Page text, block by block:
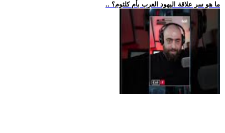
.. ما هو سر علاقة اليهود العرب بأم كلثوم؟